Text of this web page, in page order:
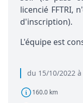
du 15/10/2022
160.0 km
licencié FFTRI,
d'inscription).
L'équipe est